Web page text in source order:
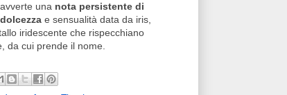
avverte una nota persistente di
dolcezza e sensualità data da iris,
iridescente che rispecchiano
da cui prende il nome.